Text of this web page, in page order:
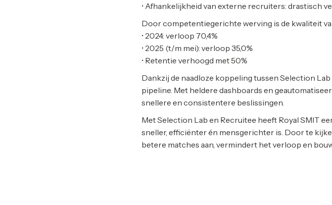
• Afhankelijkheid van externe recruiters: drastisch
Door competentiegerichte werving is de kwaliteit
• 2024: verloop 70,4%
• 2025 (t/m mei): verloop 35,0%
• Retentie verhoogd met 50%
Dankzij de naadloze koppeling tussen Selection
pipeline. Met heldere dashboards en
snellere en consistentere beslissingen.
Met Selection Lab en Recruitee heeft Royal SMIT
sneller, efficiënter én mensgerichter is. Door te
betere matches aan, vermindert het verloop en